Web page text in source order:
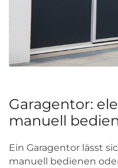
Garagentor:
manuell
Ein Garagentor lässt
manuell bedienen